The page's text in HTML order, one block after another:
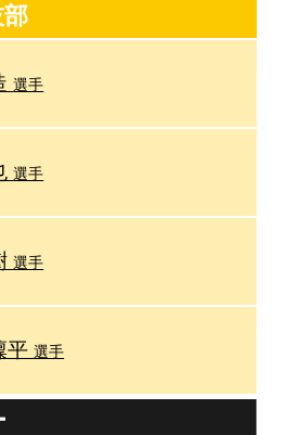
選手
選手
選手
平選手